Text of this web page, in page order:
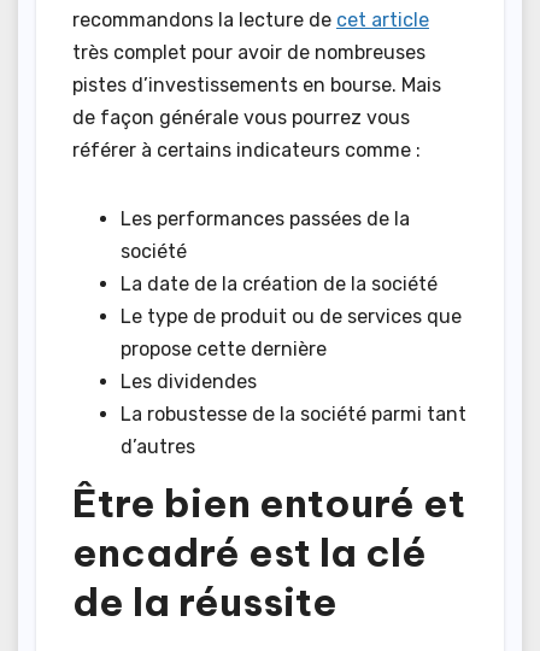
recommandons la lecture de cet article
très complet pour avoir de nombreuses
pistes d’investissements en bourse. Mais
de façon générale vous pourrez vous
référer à certains indicateurs comme :
Les performances passées de la
société
La date de la création de la société
Le type de produit ou de services que
propose cette dernière
Les dividendes
La robustesse de la société parmi tant
d’autres
Être bien entouré et
encadré est la clé
de la réussite